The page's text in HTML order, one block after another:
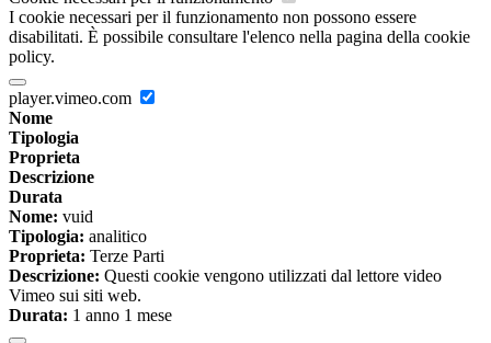
I cookie necessari per il funzionamento non possono essere
disabilitati. È possibile consultare l'elenco nella pagina della cookie
policy.
player.vimeo.com
Nome
Tipologia
Proprieta
Descrizione
Durata
Nome: vuid
Tipologia: analitico
Proprieta: Terze Parti
Descrizione: Questi cookie vengono utilizzati dal lettore video
Vimeo sui siti web.
Durata: 1 anno 1 mese